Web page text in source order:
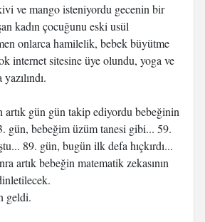
ve mango isteniyordu gecenin bir
kadın çocuğunu eski usül
onlarca hamilelik, bebek büyütme
internet sitesine üye olundu, yoga ve
artık gün gün takip ediyordu bebeğinin
gün, bebeğim üzüm tanesi gibi... 59.
89. gün, bugün ilk defa hıçkırdı...
artık bebeğin matematik zekasının
geldi.